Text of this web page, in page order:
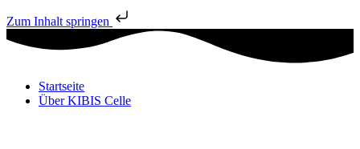
Zum Inhalt springen
Startseite
Über KIBIS Celle